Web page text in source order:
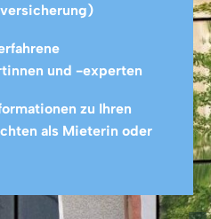
und -experten
zu Ihren
als Mieterin oder